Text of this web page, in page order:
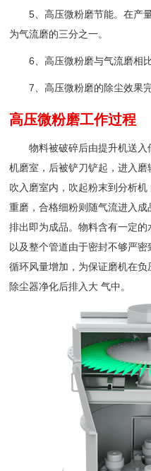
5、高压微粉磨节能。在产
为气流磨的三分之一。
6、高压微粉磨与气流磨相
7、高压微粉磨的除尘效果
高压微粉磨工作过程
物料被破碎后由提升机送入
机磨室，后被铲刀铲起，进入
吹入磨室内，吹起粉末到分析
重磨，合格细粉则随气流进入
排出即为成品。物料含有一定的
以及整个管道由于密封不够严
循环风量增加，为保证磨机在
除尘器净化后排入大 气中。